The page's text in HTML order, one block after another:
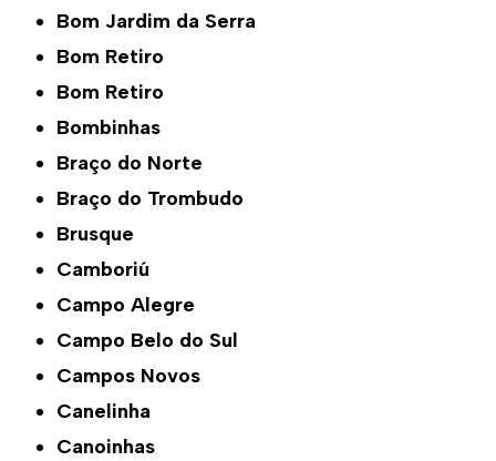
Bom Jardim da Serra
Bom Retiro
Bom Retiro
Bombinhas
Braço do Norte
Braço do Trombudo
Brusque
Camboriú
Campo Alegre
Campo Belo do Sul
Campos Novos
Canelinha
Canoinhas